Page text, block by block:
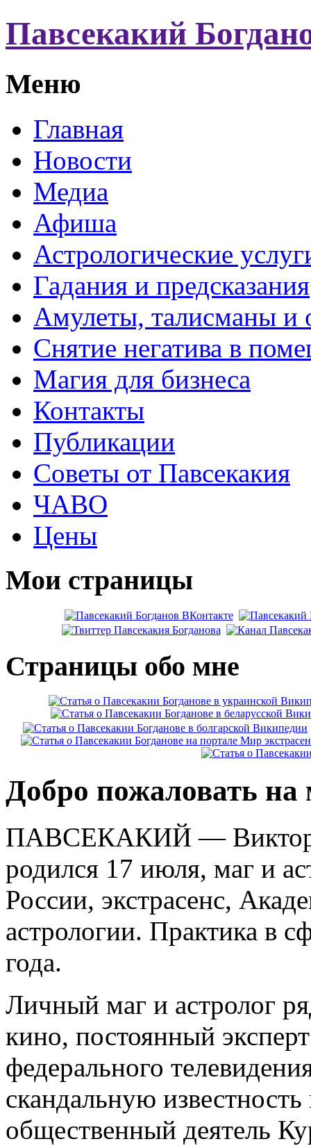
Павсекакий
Меню
Главная
Новости
Медиа
Афиша
Астрологические
Гадания и предсказания
Амулеты, талисманы и
Снятие негатива в
Магия для бизнеса
Контакты
Публикации
Советы от Павсекакия
ЧАВО
Цены
Мои страницы
Страницы обо мне
Добро пожаловать на
ПАВСЕКАКИЙ — Виктор
родился 17 июля, маг и
России, экстрасенс,
астрологии. Практика в
года.
Личный маг и астролог
кино, постоянный
федерального
скандальную
общественный деятель